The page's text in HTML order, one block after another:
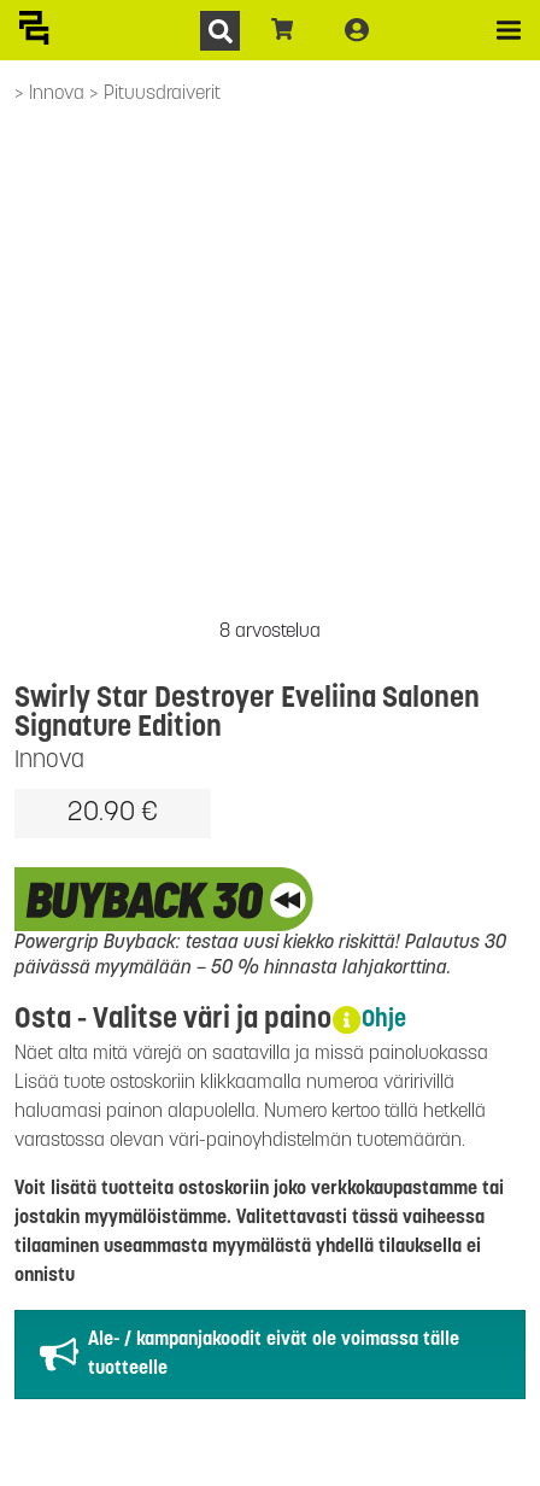
Innova Pituusdraiverit
8 arvostelua
Innova
Swirly Star Destroyer Eveliina Salonen
Signature Edition
20.90 €
Powergrip Buyback: testaa uusi kiekko riskittä! Palautus 30
päivässä myymälään – 50 % hinnasta lahjakorttina.
Osta - Valitse väri ja paino Ohje
Näet alta mitä värejä on saatavilla ja missä painoluokassa
Lisää tuote ostoskoriin klikkaamalla numeroa väririvillä
haluamasi painon alapuolella. Numero kertoo tällä hetkellä
varastossa olevan väri-painoyhdistelmän tuotemäärän.
Voit lisätä tuotteita ostoskoriin joko verkkokaupastamme tai
jostakin myymälöistämme. Valitettavasti tässä vaiheessa
tilaaminen useammasta myymälästä yhdellä tilauksella ei
onnistu
Ale- / kampanjakoodit eivät ole voimassa tälle
tuotteelle